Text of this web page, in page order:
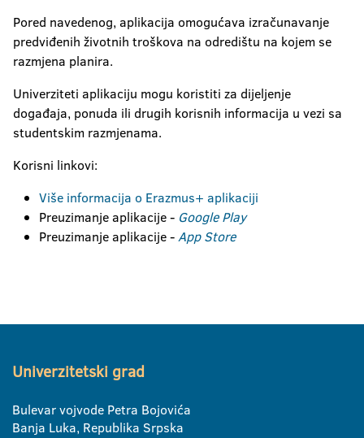
Pored navedenog, aplikacija omogućava izračunavanje
predviđenih životnih troškova na odredištu na kojem se
razmjena planira.
Univerziteti aplikaciju mogu koristiti za dijeljenje
događaja, ponuda ili drugih korisnih informacija u vezi sa
studentskim razmjenama.
Korisni linkovi:
Više informacija o Erazmus+ aplikaciji
Preuzimanje aplikacije - Google Play
Preuzimanje aplikacije -App Store
Univerzitetski grad
Bulevar vojvode Petra Bojovića
Banja Luka, Republika Srpska